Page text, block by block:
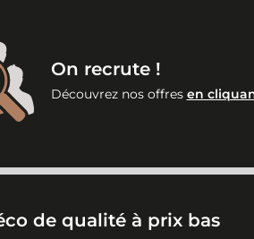
On recrute !
Découvrez nos offres en
de qualité à prix bas